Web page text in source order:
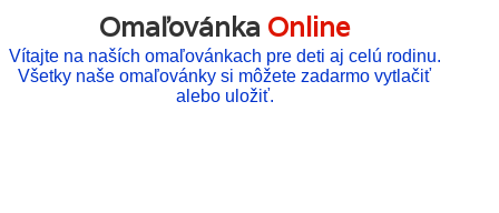
Omaľovánka Online
Vítajte na naších omaľovánkach pre deti aj celú rodinu.
Všetky naše omaľovánky si môžete zadarmo vytlačiť
alebo uložiť.